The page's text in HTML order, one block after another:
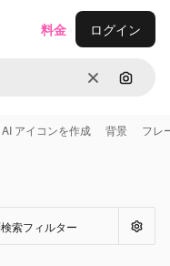
消去 画像で
料金 ログイン
AI アイコンを作成 背景 フレ
検索フィルター